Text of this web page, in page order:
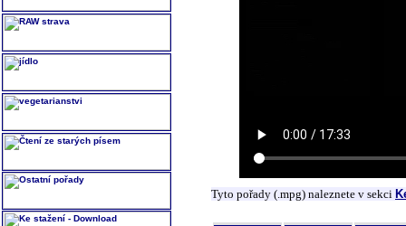
Tyto pořady (.mpg) naleznete v sekci